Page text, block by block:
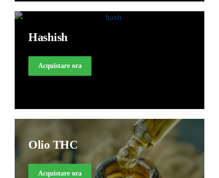
Hashish
Acquistare ora
Olio THC
Acquistare ora